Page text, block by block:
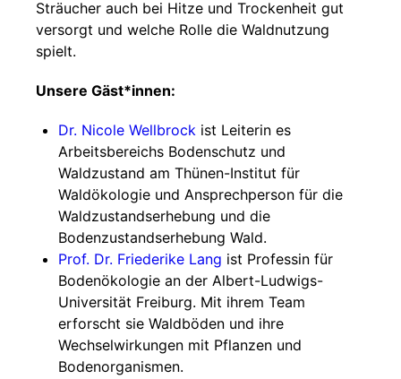
Sträucher auch bei Hitze und Trockenheit gut
versorgt und welche Rolle die Waldnutzung
spielt.
Unsere Gäst*innen:
Dr. Nicole Wellbrock ist Leiterin es
Arbeitsbereichs Bodenschutz und
Waldzustand am Thünen-Institut für
Waldökologie und Ansprechperson für die
Waldzustandserhebung und die
Bodenzustandserhebung Wald.
Prof. Dr. Friederike Lang ist Professin für
Bodenökologie an der Albert-Ludwigs-
Universität Freiburg. Mit ihrem Team
erforscht sie Waldböden und ihre
Wechselwirkungen mit Pflanzen und
Bodenorganismen.